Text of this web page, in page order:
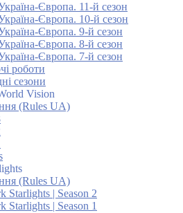
Європа. 11-й сезон
Європа. 10-й сезон
Європа. 9-й сезон
Європа. 8-й сезон
Європа. 7-й сезон
роботи
сезони
Vision
(Rules UA)
(Rules UA)
Starlights | Season 2
Starlights | Season 1